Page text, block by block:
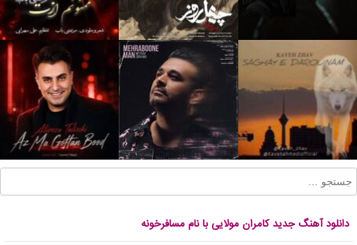
دانلود آهنگ جدید کامران مولایی با نام مسافرخونه